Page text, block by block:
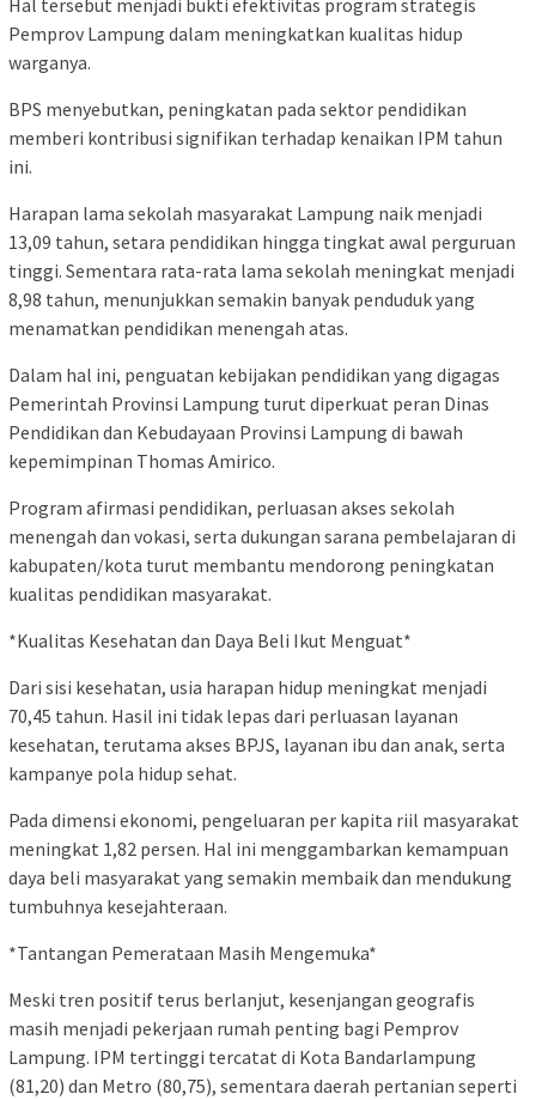
Hal tersebut menjadi bukti efektivitas program strategis
Pemprov Lampung dalam meningkatkan kualitas hidup
warganya.
BPS menyebutkan, peningkatan pada sektor pendidikan
memberi kontribusi signifikan terhadap kenaikan IPM tahun
ini.
Harapan lama sekolah masyarakat Lampung naik menjadi
13,09 tahun, setara pendidikan hingga tingkat awal perguruan
tinggi. Sementara rata-rata lama sekolah meningkat menjadi
8,98 tahun, menunjukkan semakin banyak penduduk yang
menamatkan pendidikan menengah atas.
Dalam hal ini, penguatan kebijakan pendidikan yang digagas
Pemerintah Provinsi Lampung turut diperkuat peran Dinas
Pendidikan dan Kebudayaan Provinsi Lampung di bawah
kepemimpinan Thomas Amirico.
Program afirmasi pendidikan, perluasan akses sekolah
menengah dan vokasi, serta dukungan sarana pembelajaran di
kabupaten/kota turut membantu mendorong peningkatan
kualitas pendidikan masyarakat.
*Kualitas Kesehatan dan Daya Beli Ikut Menguat*
Dari sisi kesehatan, usia harapan hidup meningkat menjadi
70,45 tahun. Hasil ini tidak lepas dari perluasan layanan
kesehatan, terutama akses BPJS, layanan ibu dan anak, serta
kampanye pola hidup sehat.
Pada dimensi ekonomi, pengeluaran per kapita riil masyarakat
meningkat 1,82 persen. Hal ini menggambarkan kemampuan
daya beli masyarakat yang semakin membaik dan mendukung
tumbuhnya kesejahteraan.
*Tantangan Pemerataan Masih Mengemuka*
Meski tren positif terus berlanjut, kesenjangan geografis
masih menjadi pekerjaan rumah penting bagi Pemprov
Lampung. IPM tertinggi tercatat di Kota Bandarlampung
(81,20) dan Metro (80,75), sementara daerah pertanian seperti